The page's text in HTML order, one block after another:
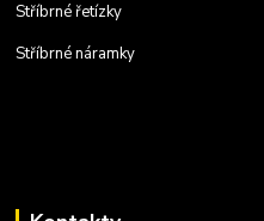
Stříbrné řetízky
Stříbrné náramky